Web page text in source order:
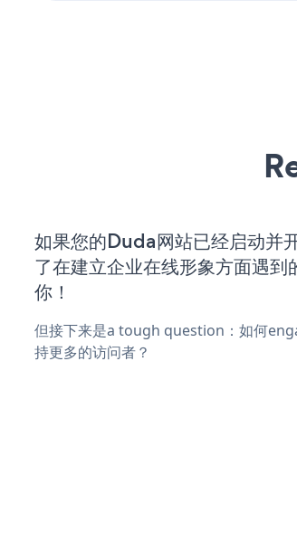
如果您的Duda网站已经启动并
了在建立企业在线形象方面遇
你！
但接下来是a tough question：如何
持更多的访问者？